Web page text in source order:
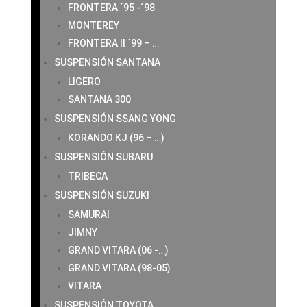
FRONTERA ´95 -´98
MONTEREY
FRONTERA II ´99 – …
SUSPENSIÓN SANTANA
LIGERO
SANTANA 300
SUSPENSIÓN SSANG YONG
KORANDO KJ (96 – …)
SUSPENSIÓN SUBARU
TRIBECA
SUSPENSIÓN SUZUKI
SAMURAI
JIMNY
GRAND VITARA (06 -…)
GRAND VITARA (98-05)
VITARA